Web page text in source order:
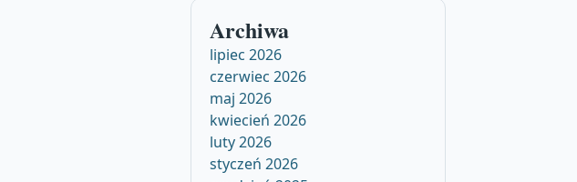
Archiwa
lipiec 2026
czerwiec 2026
maj 2026
kwiecień 2026
luty 2026
styczeń 2026